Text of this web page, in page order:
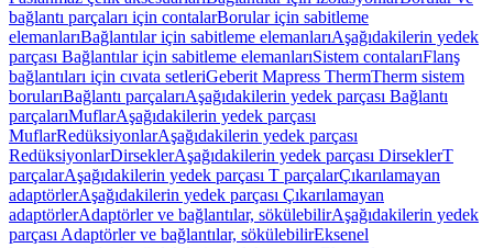
bağlantı parçaları için contalarBorular için sabitleme
elemanlarıBağlantılar için sabitleme elemanlarıAşağıdakilerin yedek
parçası Bağlantılar için sabitleme elemanlarıSistem contalarıFlanş
bağlantıları için cıvata setleriGeberit Mapress ThermTherm sistem
borularıBağlantı parçalarıAşağıdakilerin yedek parçası Bağlantı
parçalarıMuflarAşağıdakilerin yedek parçası
MuflarRedüksiyonlarAşağıdakilerin yedek parçası
RedüksiyonlarDirseklerAşağıdakilerin yedek parçası DirseklerT
parçalarAşağıdakilerin yedek parçası T parçalarÇıkarılamayan
adaptörlerAşağıdakilerin yedek parçası Çıkarılamayan
adaptörlerAdaptörler ve bağlantılar, sökülebilirAşağıdakilerin yedek
parçası Adaptörler ve bağlantılar, sökülebilirEksenel